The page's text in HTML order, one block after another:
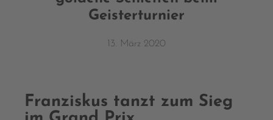
Geisterturnier
13. März 2020
Franziskus tanzt zum Sieg